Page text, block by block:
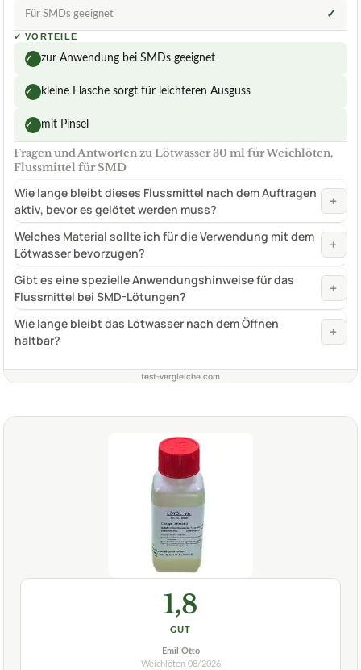
Für SMDs geeignet ✓
✓ VORTEILE
✓ zur Anwendung bei SMDs geeignet
✓ kleine Flasche sorgt für leichteren Ausguss
✓ mit Pinsel
Fragen und Antworten zu Lötwasser 30 ml für Weichlöten,
Flussmittel für SMD
Wie lange bleibt dieses Flussmittel nach dem Auftragen
aktiv, bevor es gelötet werden muss?
+
Welches Material sollte ich für die Verwendung mit dem
Lötwasser bevorzugen?
+
Gibt es eine spezielle Anwendungshinweise für das
Flussmittel bei SMD-Lötungen?
+
Wie lange bleibt das Lötwasser nach dem Öffnen
haltbar?
+
test-vergleiche.com
1,8
GUT
Emil Otto
Weichlöten 08/2026